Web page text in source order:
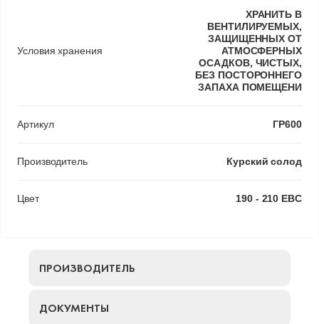
Условия хранения
ХРАНИТЬ В
ВЕНТИЛИРУЕМЫХ,
ЗАЩИЩЕННЫХ ОТ
АТМОСФЕРНЫХ
ОСАДКОВ, ЧИСТЫХ,
БЕЗ ПОСТОРОННЕГО
ЗАПАХА ПОМЕЩЕНИ
Артикул ГР600
Производитель Курский солод
Цвет 190 - 210 EBC
ПРОИЗВОДИТЕЛЬ
ДОКУМЕНТЫ